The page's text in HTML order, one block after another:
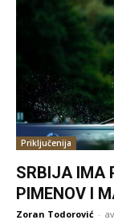
Priključenija
SRBIJA IMA
PIMENOV I
Zoran Todorović -